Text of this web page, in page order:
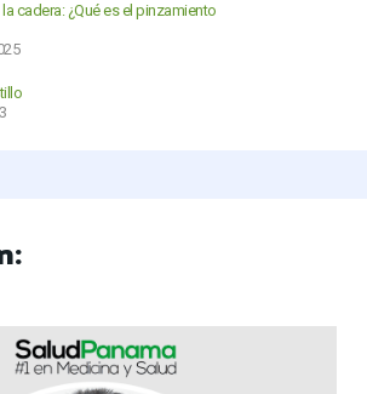
cadera: ¿Qué es el pinzamiento